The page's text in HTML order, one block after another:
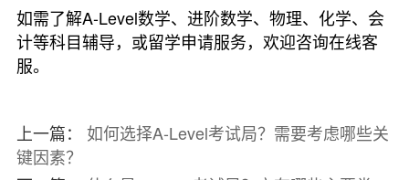
如需了解A-Level数学、进阶数学、物理、化学、会
计等科目辅导，或留学申请服务，欢迎咨询在线客
服。
上一篇： 如何选择A-Level考试局？需要考虑哪些关
键因素？